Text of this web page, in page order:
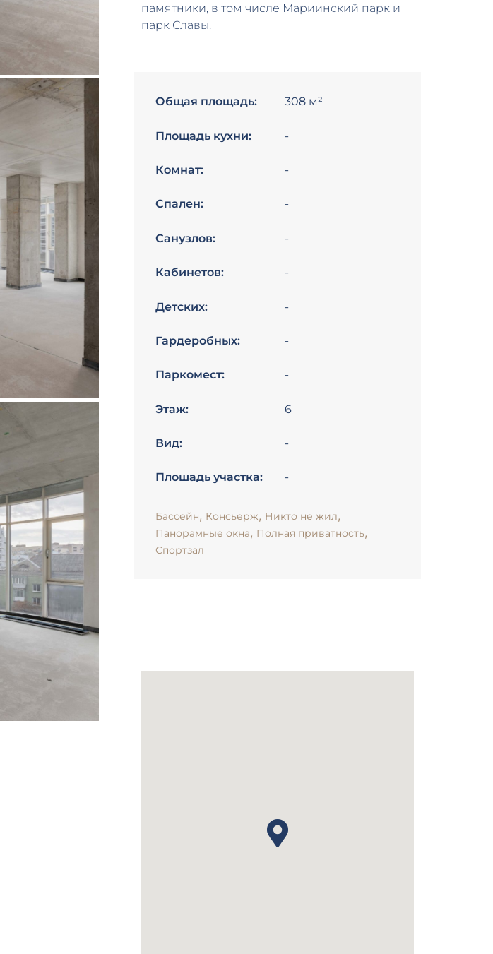
памятники, в том числе Мариинский парк и
парк Славы.
Общая площадь: 308 м²
Площадь кухни: -
Комнат: -
Спален: -
Санузлов: -
Кабинетов: -
Детских: -
Гардеробных: -
Паркомест: -
Этаж: 6
Вид: -
Плошадь участка: -
Бассейн, Консьерж, Никто не жил,
Панорамные окна, Полная приватность,
Спортзал